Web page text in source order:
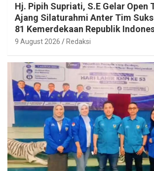
Hj. Pipih Supriati, S.E Gelar Open
Ajang Silaturahmi Anter Tim
81 Kemerdekaan Republik
9 August 2026 Redaksi